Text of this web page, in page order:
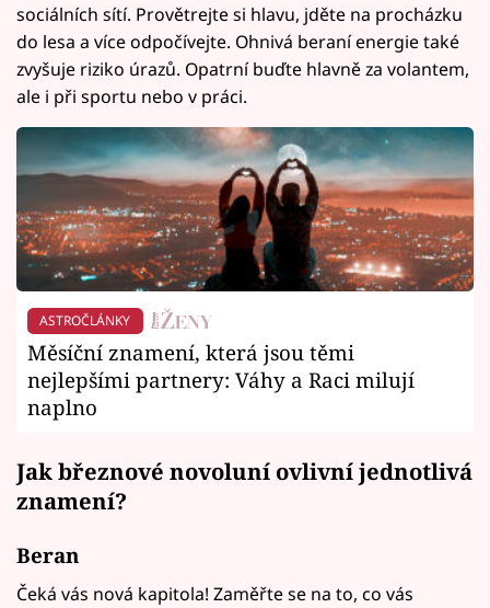
sociálních sítí. Provětrejte si hlavu, jděte na procházku
do lesa a více odpočívejte. Ohnivá beraní energie také
zvyšuje riziko úrazů. Opatrní buďte hlavně za volantem,
ale i při sportu nebo v práci.
ASTROČLÁNKY
Měsíční znamení, která jsou těmi
nejlepšími partnery: Váhy a Raci milují
naplno
Jak březnové novoluní ovlivní jednotlivá
znamení?
Beran
Čeká vás nová kapitola! Zaměřte se na to, co vás